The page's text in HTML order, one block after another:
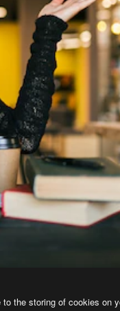
the storing of cookies on